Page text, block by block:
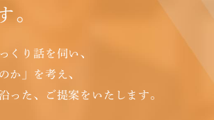
。
くり話を伺い、
か」を考え、
った、ご提案をいたします。